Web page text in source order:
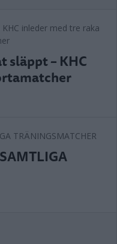
släppt – KHC